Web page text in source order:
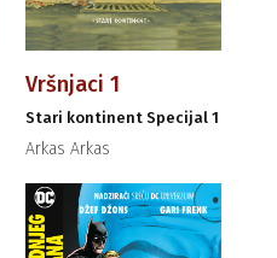
Vršnjaci 1
Stari kontinent Specijal 1
Arkas Arkas